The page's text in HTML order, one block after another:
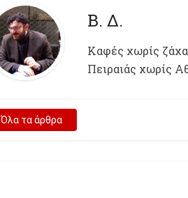
Β. Δ.
Kαφές χωρίς
Πειραιάς χωρίς
Όλα τα άρθρα